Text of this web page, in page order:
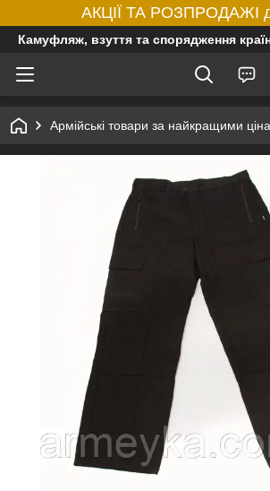
АКЦІЇ ТА РОЗПРОДАЖІ
Камуфляж, взуття та спорядження
Армійські товари за найкращими